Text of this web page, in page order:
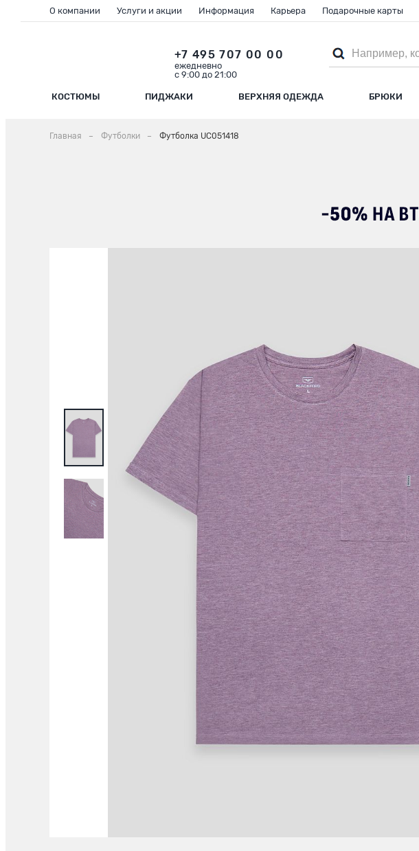
КОСТЮМЫ ПИДЖАКИ ВЕРХНЯЯ ОДЕЖДА БРЮКИ
+7 495 707 00 00
ежедневно
с 9:00 до 21:00
О компании Услуги и акции Информация Карьера Подарочные карты
Главная Футболки Футболка UC051418